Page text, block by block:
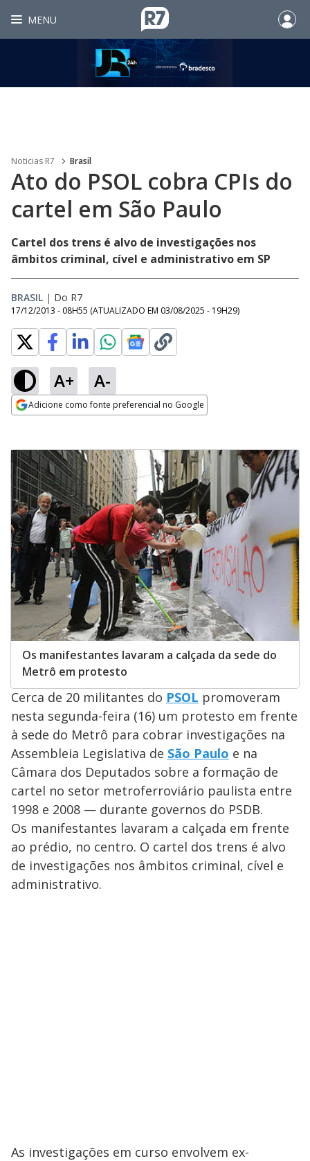
MENU
Noticias R7 Brasil
Ato do PSOL cobra CPIs do
cartel em São Paulo
Cartel dos trens é alvo de investigações nos
âmbitos criminal, cível e administrativo em SP
BRASIL | Do R7
17/12/2013 - 08H55 (ATUALIZADO EM 03/08/2025 - 19H29)
A+ A-
Adicione como fonte preferencial no Google
Os manifestantes lavaram a calçada da sede do
Metrô em protesto
Cerca de 20 militantes do PSOL promoveram
nesta segunda-feira (16) um protesto em frente
à sede do Metrô para cobrar investigações na
Assembleia Legislativa de São Paulo e na
Câmara dos Deputados sobre a formação de
cartel no setor metroferroviário paulista entre
1998 e 2008 — durante governos do PSDB.
Os manifestantes lavaram a calçada em frente
ao prédio, no centro. O cartel dos trens é alvo
de investigações nos âmbitos criminal, cível e
administrativo.
As investigações em curso envolvem ex-